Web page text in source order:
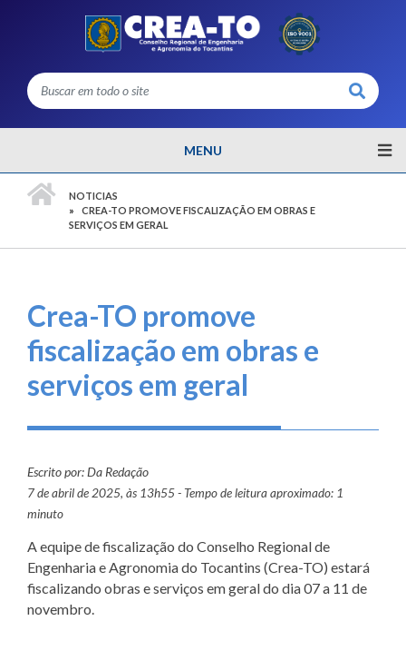
Buscar
MENU
NOTICIAS
CREA-TO PROMOVE FISCALIZAÇÃO EM OBRAS E
SERVIÇOS EM GERAL
Crea-TO promove
fiscalização em obras e
serviços em geral
Escrito por: Da Redação
7 de abril de 2025, às 13h55 - Tempo de leitura aproximado: 1
minuto
A equipe de fiscalização do Conselho Regional de
Engenharia e Agronomia do Tocantins (Crea-TO) estará
fiscalizando obras e serviços em geral do dia 07 a 11 de
novembro.